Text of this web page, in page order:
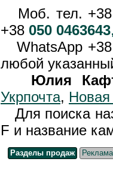
Моб. тел.
+38 050 0463643
WhatsApp
любой
Юлия
Укрпочта, Новая
Для поиска
F и название
Разделы продаж Реклама